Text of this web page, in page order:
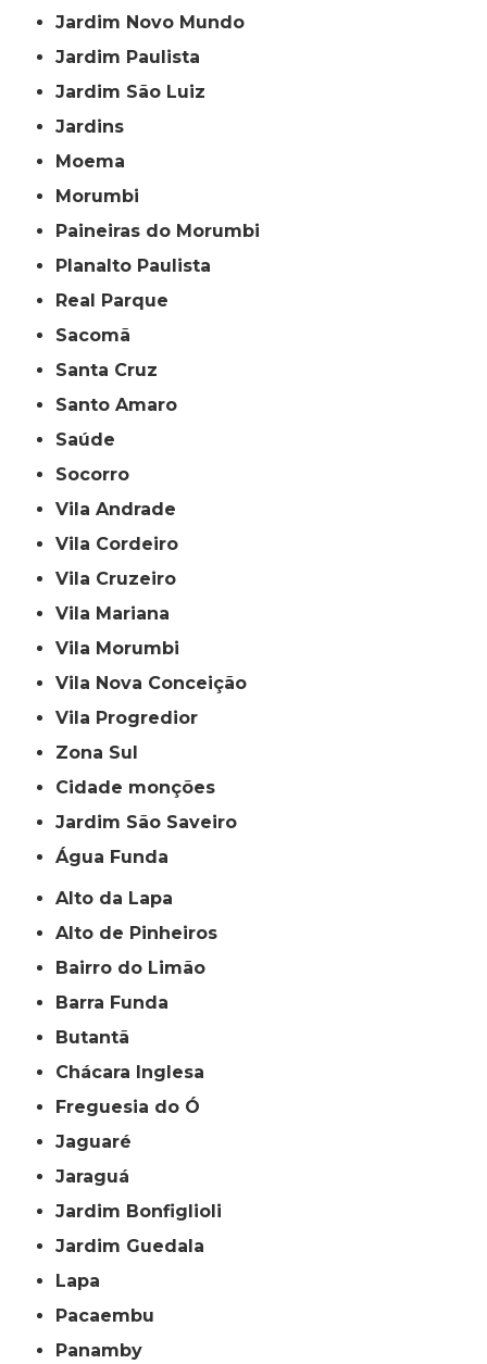
Jardim Novo Mundo
Jardim Paulista
Jardim São Luiz
Jardins
Moema
Morumbi
Paineiras do Morumbi
Planalto Paulista
Real Parque
Sacomã
Santa Cruz
Santo Amaro
Saúde
Socorro
Vila Andrade
Vila Cordeiro
Vila Cruzeiro
Vila Mariana
Vila Morumbi
Vila Nova Conceição
Vila Progredior
Zona Sul
cidade monções
jardim São Saveiro
Água Funda
Alto da Lapa
Alto de Pinheiros
Bairro do Limão
Barra Funda
Butantã
Chácara Inglesa
Freguesia do Ó
Jaguaré
Jaraguá
Jardim Bonfiglioli
Jardim Guedala
Lapa
Pacaembu
Panamby